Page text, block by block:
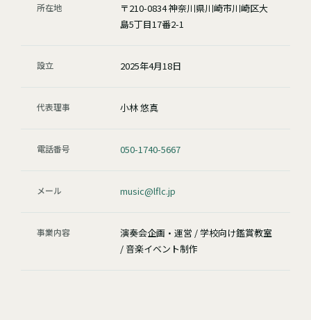
所在地
〒210-0834 神奈川県川崎市川崎区大
島5丁目17番2-1
設立 2025年4月18日
代表理事 小林 悠真
電話番号 050-1740-5667
メール music@lflc.jp
事業内容
演奏会企画・運営 / 学校向け鑑賞教室
/ 音楽イベント制作